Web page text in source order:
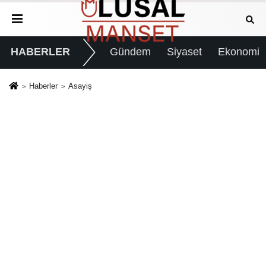
HABERLER Gündem Siyaset Ekonomi
Haberler Asayiş